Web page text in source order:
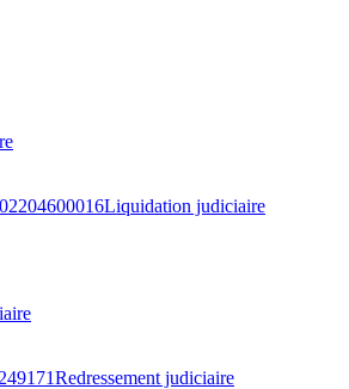
Liquidation judiciaire
Redressement judiciaire